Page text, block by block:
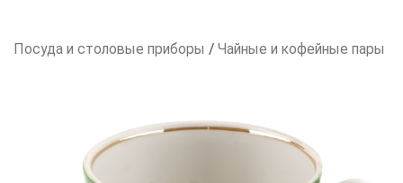
Посуда и столовые приборы / Чайные и кофейные пары